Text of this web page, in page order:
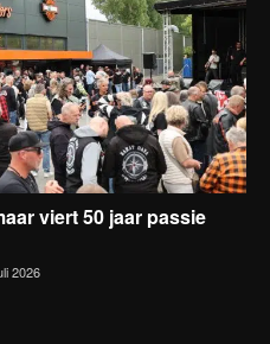
viert 50 jaar passie
2026